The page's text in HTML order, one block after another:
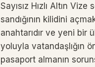
Sayısız Hızlı Altın
sandığının kilidini
anahtarıdır ve yeni bir
yoluyla vatandaşlığın
pasaport almanın